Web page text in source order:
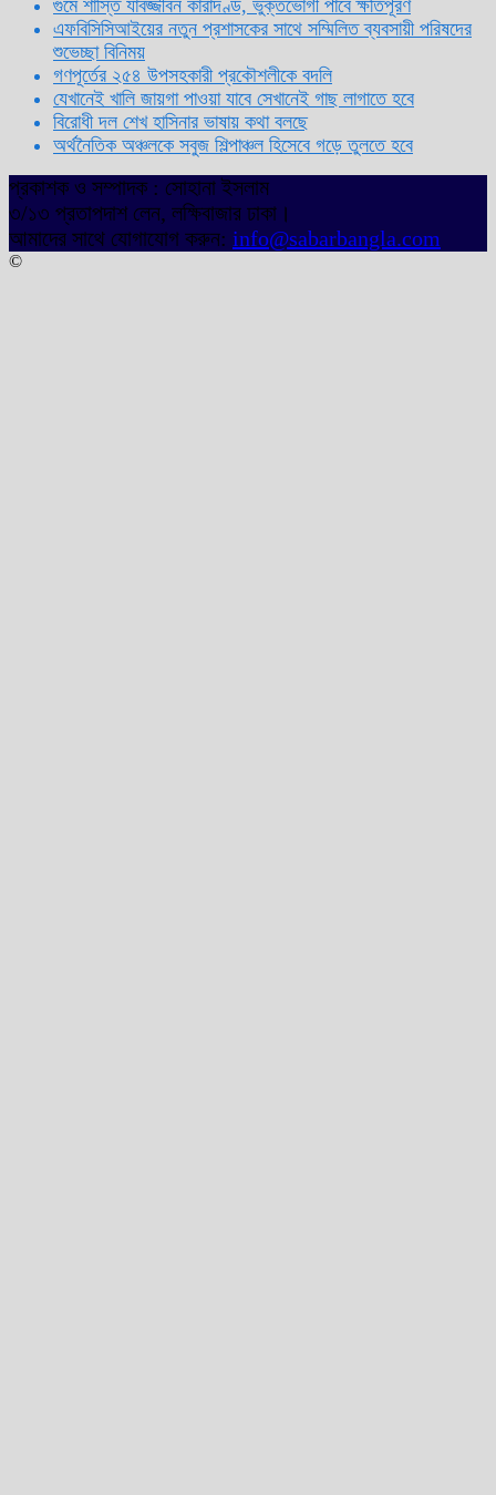
গুমে শাস্তি যাবজ্জীবন কারাদণ্ড, ভুক্তভোগী পাবে ক্ষতিপূরণ
এফবিসিসিআইয়ের নতুন প্রশাসকের সাথে সম্মিলিত ব্যবসায়ী পরিষদের
শুভেচ্ছা বিনিময়
গণপূর্তের ২৫৪ উপসহকারী প্রকৌশলীকে বদলি
যেখানেই খালি জায়গা পাওয়া যাবে সেখানেই গাছ লাগাতে হবে
বিরোধী দল শেখ হাসিনার ভাষায় কথা বলছে
অর্থনৈতিক অঞ্চলকে সবুজ শিল্পাঞ্চল হিসেবে গড়ে তুলতে হবে
প্রকাশক ও সম্পাদক : সোহানা ইসলাম
৩/১৩ প্রতাপদাশ লেন, লক্ষিবাজার ঢাকা।
আমাদের সাথে যোগাযোগ করুন: info@sabarbangla.com
©